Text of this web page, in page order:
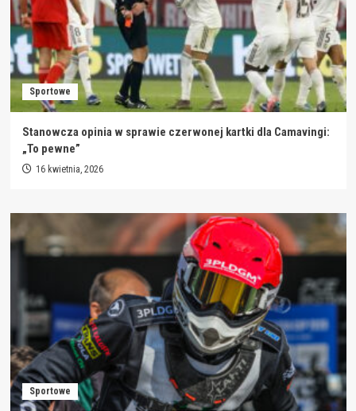
Sportowe
Stanowcza opinia w sprawie czerwonej kartki dla Camavingi:
„To pewne”
16 kwietnia, 2026
Sportowe